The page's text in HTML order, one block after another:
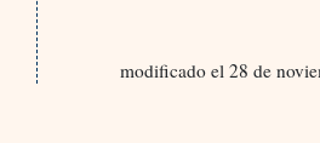
modificado el 28 de